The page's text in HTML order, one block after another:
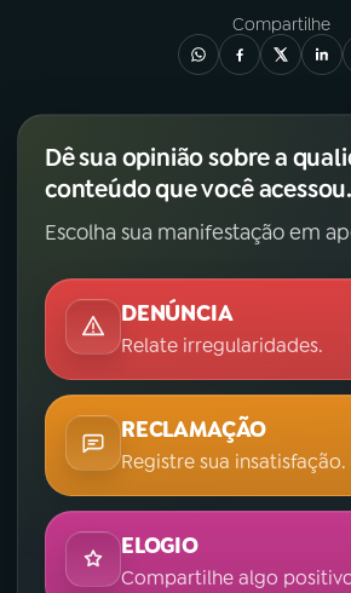
Compartilhe
Dê sua opinião sobre a
conteúdo que você acessou.
Escolha sua manifestação em
DENÚNCIA
Relate irregularidades.
RECLAMAÇÃO
Registre sua insatisfação.
ELOGIO
Compartilhe algo